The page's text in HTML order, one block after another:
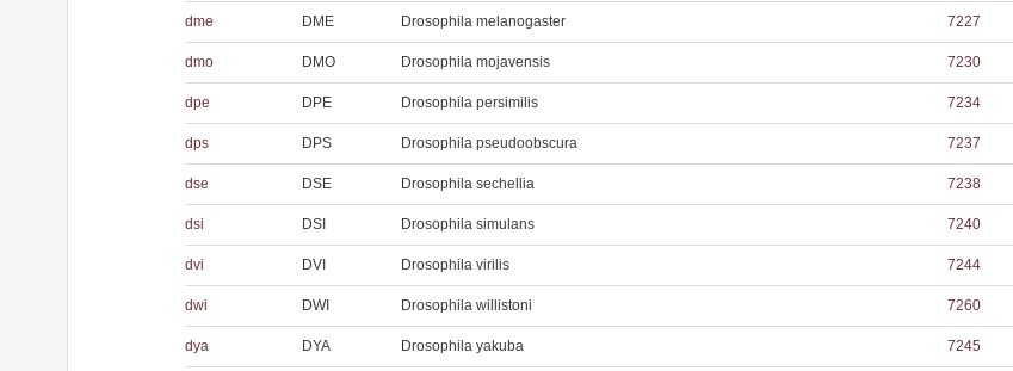
dme DME Drosophila melanogaster 7227
dmo DMO Drosophila mojavensis 7230
dpe DPE Drosophila persimilis 7234
dps DPS Drosophila pseudoobscura 7237
dse DSE Drosophila sechellia 7238
dsi DSI Drosophila simulans 7240
dvi DVI Drosophila virilis 7244
dwi DWI Drosophila willistoni 7260
dya DYA Drosophila yakuba 7245